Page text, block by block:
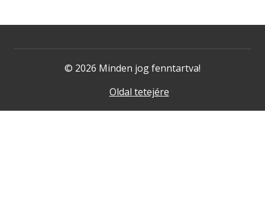
© 2026 Minden jog fenntartva!
Oldal tetejére